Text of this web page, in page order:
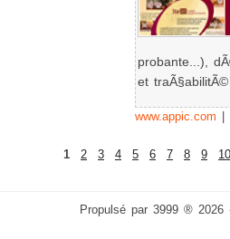
probante...),
et
www.appic.com
1 2 3 4 5 6 7 8 9 10
Propulsé par 3999 ®